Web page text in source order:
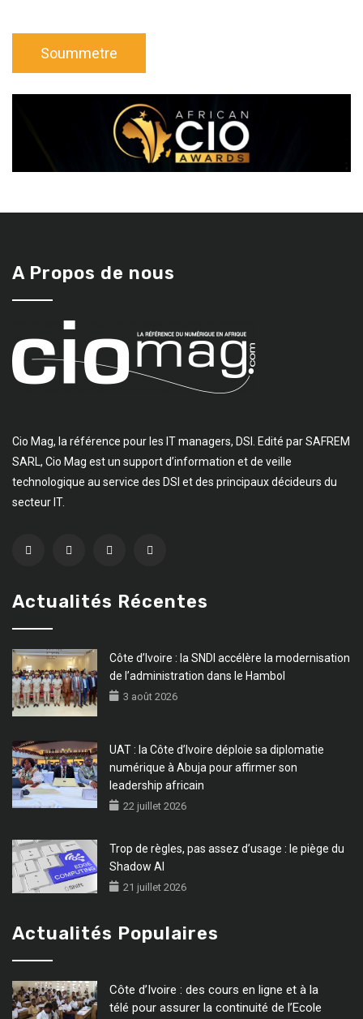
A Propos de nous
Cio Mag, la référence pour les IT managers, DSI. Edité par SAFREM
SARL, Cio Mag est un support d’information et de veille
technologique au service des DSI et des principaux décideurs du
secteur IT.
Actualités Récentes
Côte d’Ivoire : la SNDI accélère la modernisation
de l’administration dans le Hambol
3 août 2026
UAT : la Côte d’Ivoire déploie sa diplomatie
numérique à Abuja pour affirmer son
leadership africain
22 juillet 2026
Trop de règles, pas assez d’usage : le piège du
Shadow AI
21 juillet 2026
Actualités Populaires
Côte d’Ivoire : des cours en ligne et à la
télé pour assurer la continuité de l’Ecole